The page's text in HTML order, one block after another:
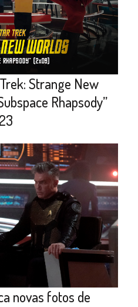
Strange New
Rhapsody”
novas fotos de